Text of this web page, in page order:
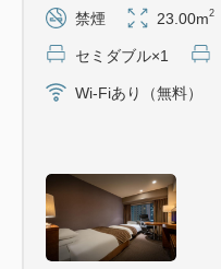
禁煙 23.00m2
セミダブル×1
Wi-Fiあり（無料）